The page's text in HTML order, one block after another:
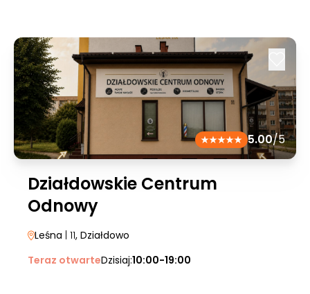
5.00/5
Działdowskie Centrum
Odnowy
Leśna | 11, Działdowo
Teraz otwarteDzisiaj:10:00-19:00